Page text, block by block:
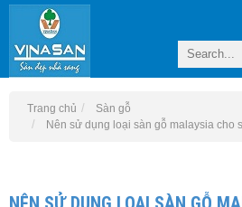
Trang chủ
Sàn gỗ
Nên sử dụng loại sàn gỗ malaysia cho